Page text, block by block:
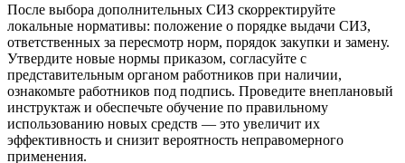
После выбора дополнительных СИЗ скорректируйте
локальные нормативы: положение о порядке выдачи СИЗ,
ответственных за пересмотр норм, порядок закупки и замену.
Утвердите новые нормы приказом, согласуйте с
представительным органом работников при наличии,
ознакомьте работников под подпись. Проведите внеплановый
инструктаж и обеспечьте обучение по правильному
использованию новых средств — это увеличит их
эффективность и снизит вероятность неправомерного
применения.